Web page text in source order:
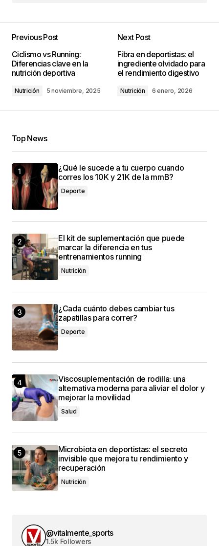
Previous Post
Ciclismo vs Running:
Diferencias clave en la
nutrición deportiva
Nutrición 5 noviembre, 2025
Next Post
Fibra en deportistas: el
ingrediente olvidado para
el rendimiento digestivo
Nutrición 6 enero, 2026
Top News
¿Qué le sucede a tu cuerpo cuando
corres los 10K y 21K de la mmB?
Deporte
El kit de suplementación que puede
marcar la diferencia en tus
entrenamientos running
Nutrición
¿Cada cuánto debes cambiar tus
zapatillas para correr?
Deporte
Viscosuplementación de rodilla: una
alternativa moderna para aliviar el dolor y
mejorar la movilidad
Salud
Microbiota en deportistas: el secreto
invisible que mejora tu rendimiento y
recuperación
Nutrición
@vitalmente_sports
1.5k Followers